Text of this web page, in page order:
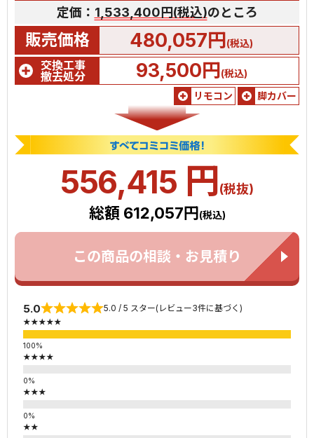
定価： 1,533,400円(税込)のところ
販売価格 480,057円(税込)
交換工事
撤去処分
93,500円(税込)
リモコン
脚カバー
556,415 円(税抜)
総額 612,057円 (税込)
この商品の相談・お見積り
5.0 5.0 / 5 スター(レビュー3件に基づく)
★★★★★
★★★★
★★★
★★